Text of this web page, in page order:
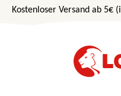
Zum Hauptinhalt springen
Kostenloser Versand ab 5€